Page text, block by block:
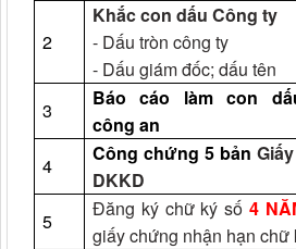
2
Khắc con dấu Công ty
- Dấu tròn công ty
- Dấu giám đốc; dấu tên
3
Báo cáo làm con
công an
4
Công chứng 5 bản
DKKD
5
Đăng ký chữ ký số 4
giấy chứng nhận hạn chữ